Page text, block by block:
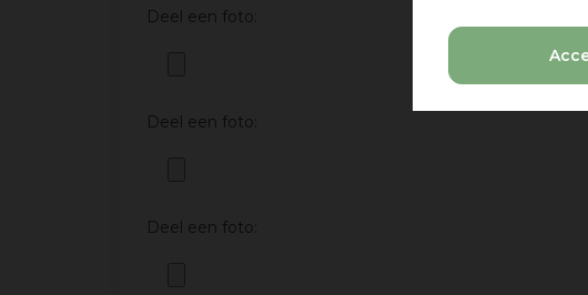
Deel een foto:
Deel een foto:
Deel een foto: